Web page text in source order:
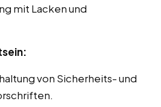
mit Lacken und
von Sicherheits- und